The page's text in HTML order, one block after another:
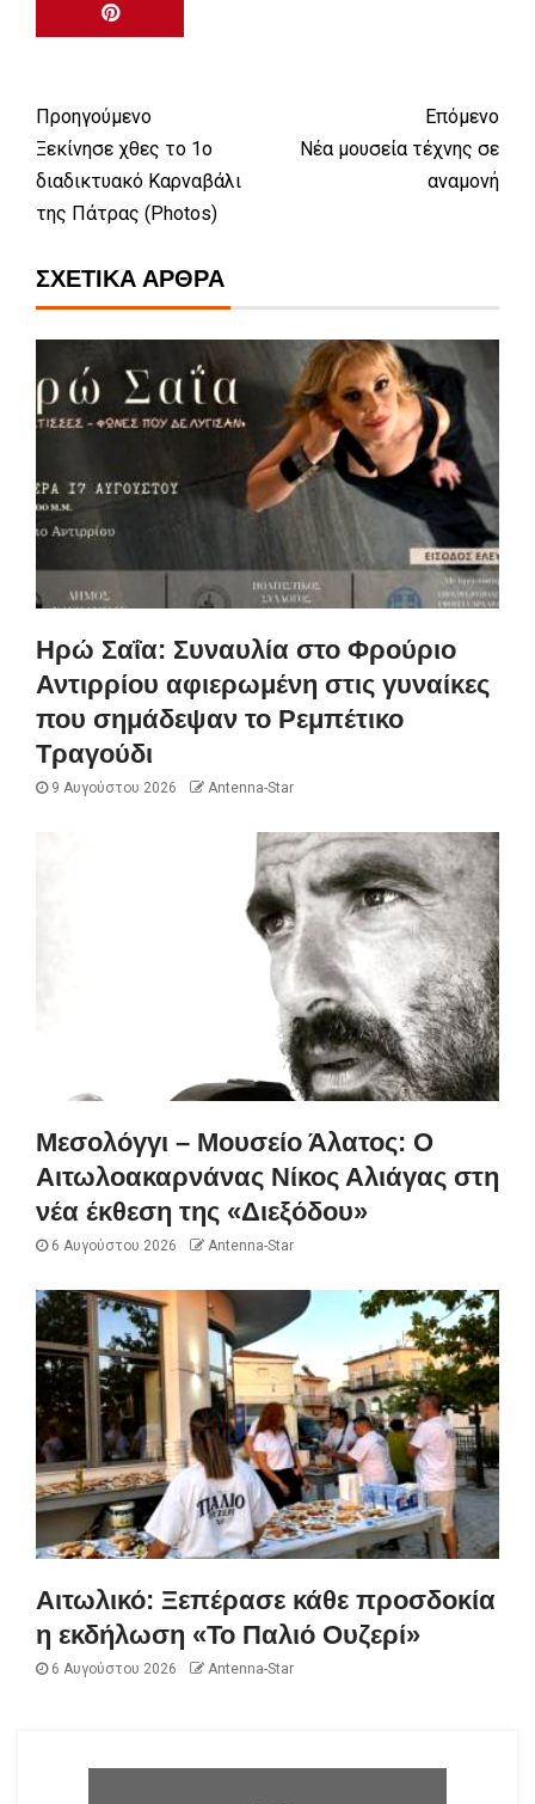
Προηγούμενο
Ξεκίνησε χθες το 1ο
διαδικτυακό Kαρναβάλι
της Πάτρας (Photos)
Επόμενο
Νέα μουσεία τέχνης σε
αναμονή
ΣΧΕΤΙΚΆ ΆΡΘΡΑ
Ηρώ Σαΐα: Συναυλία στο Φρούριο
Αντιρρίου αφιερωμένη στις γυναίκες
που σημάδεψαν το Ρεμπέτικο
Τραγούδι
9 Αυγούστου 2026 Antenna-Star
Μεσολόγγι – Μουσείο Άλατος: Ο
Αιτωλοακαρνάνας Νίκος Αλιάγας στη
νέα έκθεση της «Διεξόδου»
6 Αυγούστου 2026 Antenna-Star
Αιτωλικό: Ξεπέρασε κάθε προσδοκία
η εκδήλωση «Το Παλιό Ουζερί»
6 Αυγούστου 2026 Antenna-Star